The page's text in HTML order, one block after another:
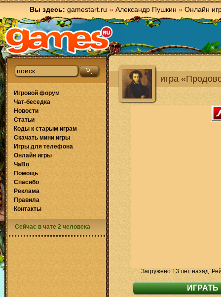
Вы здесь: gamestart.ru » Александр Пушкин » Онлайн
игра
Загружено 13 лет назад.
Игровой форум
Чат-беседка
Новости
Статьи
Коды к старым играм
Скачать мини игры
Игры для телефона
Онлайн игры
ЧаВо
Помощь
Спасибо
Реклама
Правила
Контакты
Сейчас в чате 2 человека